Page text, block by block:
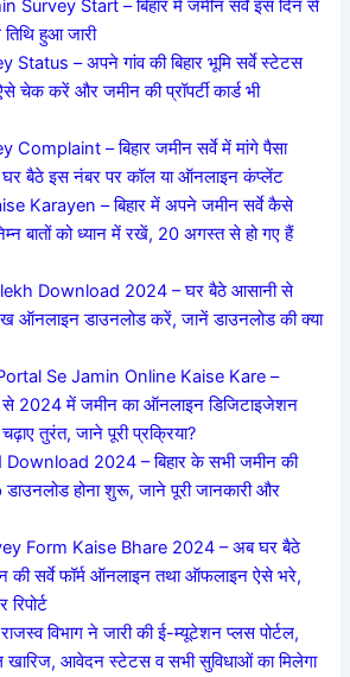
Survey Start – बिहार में जमीन सर्वे इस दिन से
हुआ जारी
Status – अपने गांव की बिहार भूमि सर्वे स्टेटस
करें और जमीन की प्रॉपर्टी कार्ड भी
– बिहार जमीन सर्वे में मांगे पैसा
घर बैठे इस नंबर पर कॉल या ऑनलाइन कंप्लेंट
Karayen – बिहार में अपने जमीन सर्वे कैसे
बातों को ध्यान में रखें, 20 अगस्त से हो गए हैं
Download 2024 – घर बैठे आसानी से
ऑनलाइन डाउनलोड करें, जानें डाउनलोड की क्या
Se Jamin Online Kaise Kare –
से 2024 में जमीन का ऑनलाइन डिजिटाइजेशन
तुरंत, जाने पूरी प्रक्रिया?
2024 – बिहार के सभी जमीन की
होना शुरू, जाने पूरी जानकारी और
Form Kaise Bhare 2024 – अब घर बैठे
की सर्वे फॉर्म ऑनलाइन तथा ऑफलाइन ऐसे भरे,
विभाग ने जारी की ई-म्यूटेशन प्लस पोर्टल,
खारिज, आवेदन स्टेटस व सभी सुविधाओं का मिलेगा